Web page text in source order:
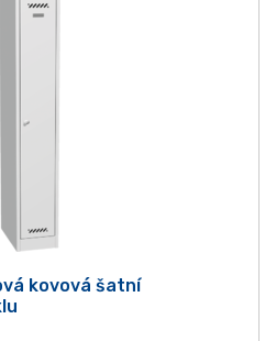
kovová šatní